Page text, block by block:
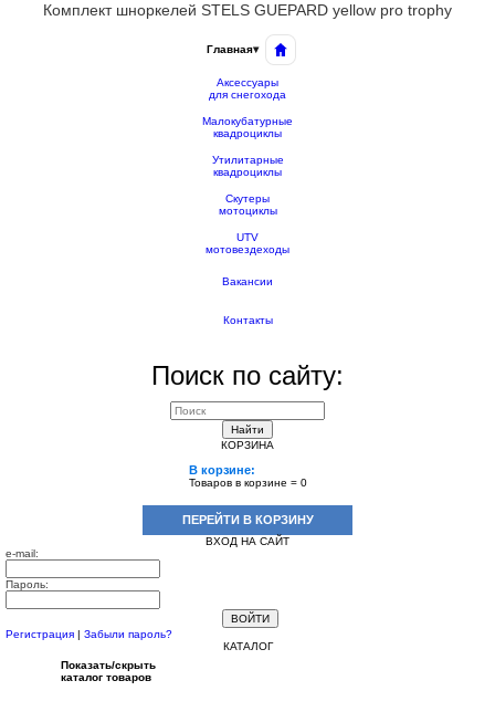
Комплект шноркелей STELS GUEPARD yellow pro trophy
Главная▾
Аксессуары
для снегохода
Малокубатурные
квадроциклы
Утилитарные
квадроциклы
Скутеры
мотоциклы
UTV
мотовездеходы
Вакансии
Контакты
Поиск по сайту:
Найти
КОРЗИНА
В корзине:
Товаров в корзине = 0
ПЕРЕЙТИ В КОРЗИНУ
ВХОД НА САЙТ
e-mail:
Пароль:
Регистрация
Забыли пароль?
КАТАЛОГ
Показать/скрыть
каталог товаров